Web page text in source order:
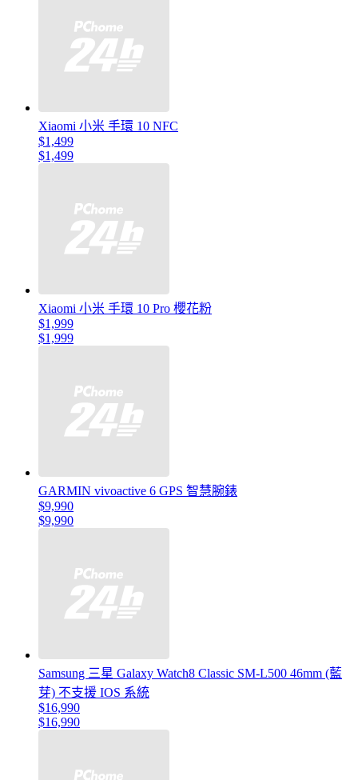
Xiaomi 小米 手環 10 NFC
$1,499
$1,499
Xiaomi 小米 手環 10 Pro 櫻花粉
$1,999
$1,999
GARMIN vivoactive 6 GPS 智慧腕錶
$9,990
$9,990
Samsung 三星 Galaxy Watch8 Classic SM-L500 46mm (藍
芽) 不支援 IOS 系統
$16,990
$16,990